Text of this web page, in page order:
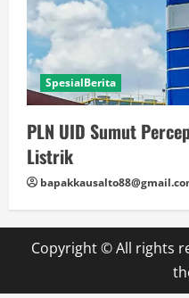
SpesialBerita
PLN UID Sumut
Listrik
Copyright © All rights